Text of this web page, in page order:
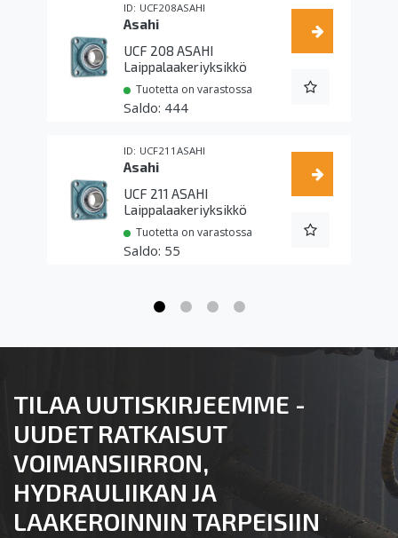
UCF208ASAHI
Asahi
UCF 208 ASAHI
Laippalaakeriyksikkö
Tuotetta on varastossa
444
UCF211ASAHI
Asahi
UCF 211 ASAHI
Laippalaakeriyksikkö
Tuotetta on varastossa
55
TILAA UUTISKIRJEEMME -
UUDET RATKAISUT
VOIMANSIIRRON,
HYDRAULIIKAN JA
LAAKEROINNIN TARPEISIIN